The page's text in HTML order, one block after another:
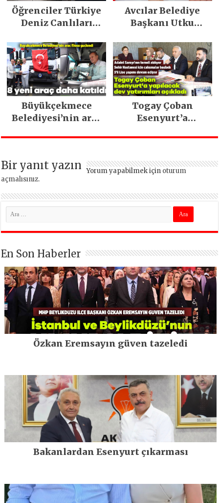
Öğrenciler Türkiye
Deniz Canlıları
Avcılar Belediye
Başkanı Utku
tahliye edildi
Büyükçekmece
Belediyesi’nin araç
Togay Çoban
Esenyurt’a
Bir yanıt yazın Yorum yapabilmek için oturum
açmalısınız.
En Son Haberler
Özkan Eremsayın güven tazeledi
Bakanlardan Esenyurt çıkarması